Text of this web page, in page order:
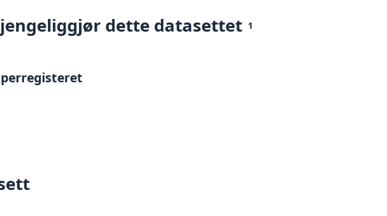
dette datasettet 1